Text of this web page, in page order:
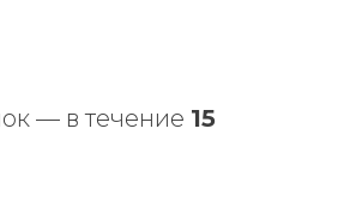
— в течение 15